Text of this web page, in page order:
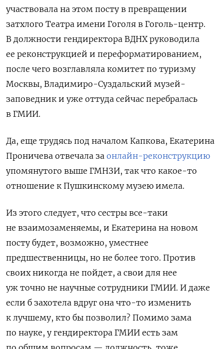
участвовала на этом посту в превращении
затхлого Театра имени Гоголя в Гоголь-центр.
В должности гендиректора ВДНХ руководила
ее реконструкцией и переформатированием,
после чего возглавляла комитет по туризму
Москвы, Владимиро-Суздальский музей-
заповедник и уже оттуда сейчас перебралась
в ГМИИ.
Да, еще трудясь под началом Капкова, Екатерина
Проничева отвечала за онлайн-реконструкцию
упомянутого выше ГМНЗИ, так что какое-то
отношение к Пушкинскому музею имела.
Из этого следует, что сестры все-таки
не взаимозаменяемы, и Екатерина на новом
посту будет, возможно, уместнее
предшественницы, но не более того. Против
своих никогда не пойдет, а свои для нее
уж точно не научные сотрудники ГМИИ. И даже
если б захотела вдруг она что-то изменить
к лучшему, кто бы позволил? Помимо зама
по науке, у гендиректора ГМИИ есть зам